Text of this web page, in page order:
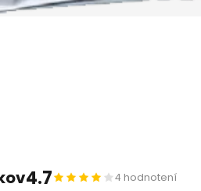
4.7 4 hodnotení